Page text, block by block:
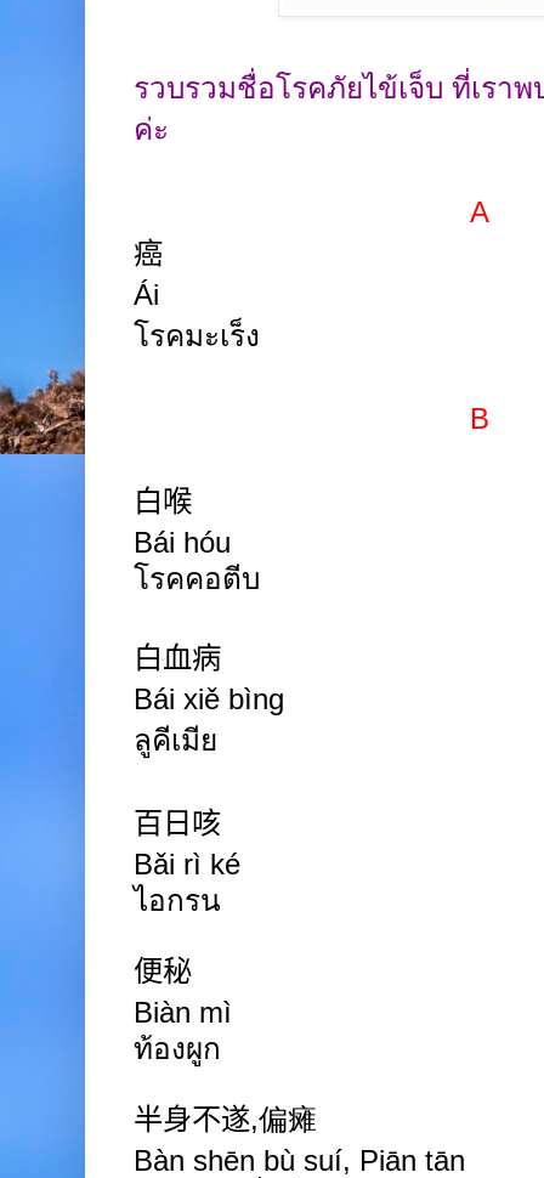
รวบรวมชื่อโรคภัยไข้เจ็บ ที่เรา
ค่ะ
A
癌
Ái
โรคมะเร็ง
B
白喉
Bái hóu
โรคคอตีบ
白血病
Bái xiě bìng
ลูคีเมีย
百日咳
Bǎi rì ké
ไอกรน
便秘
Biàn mì
ท้องผูก
半身不遂,偏瘫
Bàn shēn bù suí, Piān tān